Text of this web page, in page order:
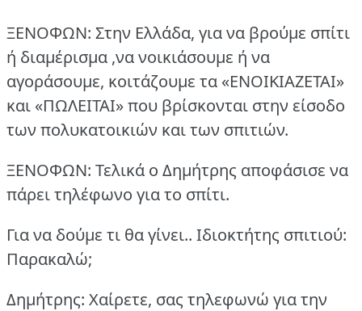
ΞΕΝΟΦΩΝ: Στην Ελλάδα, για να βρούμε σπίτι
ή διαμέρισμα ,να νοικιάσουμε ή να
αγοράσουμε, κοιτάζουμε τα «ΕΝΟΙΚΙΑΖΕΤΑΙ»
και «ΠΩΛΕΙΤΑΙ» που βρίσκονται στην είσοδο
των πολυκατοικιών και των σπιτιών.
ΞΕΝΟΦΩΝ: Τελικά ο Δημήτρης αποφάσισε να
πάρει τηλέφωνο για το σπίτι.
Για να δούμε τι θα γίνει.. Ιδιοκτήτης σπιτιού:
Παρακαλώ;
Δημήτρης: Χαίρετε, σας τηλεφωνώ για την